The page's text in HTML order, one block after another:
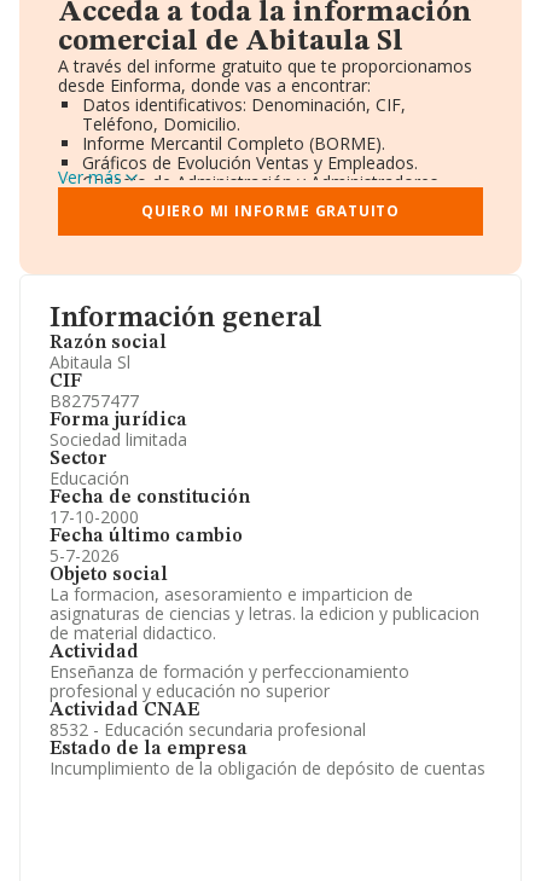
Información general
Razón social
Abitaula Sl
CIF
B82757477
Forma jurídica
Sociedad limitada
Sector
Educación
Fecha de constitución
17-10-2000
Fecha último cambio
5-7-2026
Objeto social
La formacion, asesoramiento e imparticion de
asignaturas de ciencias y letras. la edicion y publicacion
de material didactico.
Actividad
Enseñanza de formación y perfeccionamiento
profesional y educación no superior
Actividad CNAE
8532 - Educación secundaria profesional
Estado de la empresa
Incumplimiento de la obligación de depósito de cuentas
Acceda a toda la información
comercial de Abitaula Sl
A través del informe gratuito que te proporcionamos
desde Einforma, donde vas a encontrar:
Datos identificativos: Denominación, CIF,
Teléfono, Domicilio.
Informe Mercantil Completo (BORME).
Gráficos de Evolución Ventas y Empleados.
Consejo de Administración y Administradores.
Directivos y Ejecutivos.
Accionistas.
Participaciones y Vinculaciones en otras empresas.
Información oficial y registral complementaria.
Ver más
QUIERO MI INFORME GRATUITO